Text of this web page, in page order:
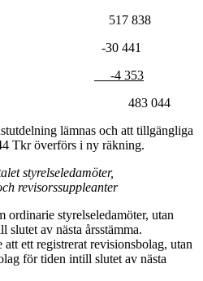
517 838
-30 441
-4 353
044
lämnas och att tillgängliga
Tkr överförs i ny räkning.
styrelseledamöter,
revisorssuppleanter
ordinarie styrelseledamöter, utan
slutet av nästa årsstämma.
ett registrerat revisionsbolag, utan
för tiden intill slutet av nästa